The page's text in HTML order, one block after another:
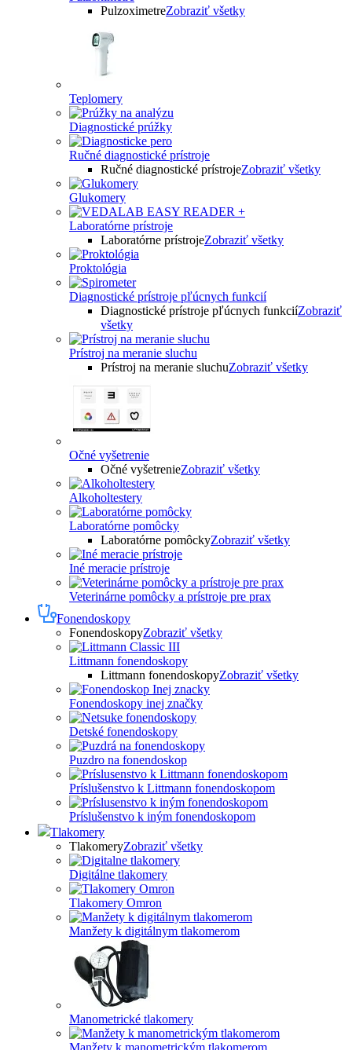
PulzoximetreZobraziť všetky
Teplomery
Diagnostické prúžky
Ručné diagnostické prístroje
Ručné diagnostické prístrojeZobraziť všetky
Glukomery
Laboratórne prístroje
Laboratórne prístrojeZobraziť všetky
Proktológia
Diagnostické prístroje pľúcnych funkcií
Diagnostické prístroje pľúcnych funkciíZobraziť
všetky
Prístroj na meranie sluchu
Prístroj na meranie sluchuZobraziť všetky
Očné vyšetrenie
Očné vyšetrenieZobraziť všetky
Alkoholtestery
Laboratórne pomôcky
Laboratórne pomôckyZobraziť všetky
Iné meracie prístroje
Veterinárne pomôcky a prístroje pre prax
Fonendoskopy
FonendoskopyZobraziť všetky
Littmann fonendoskopy
Littmann fonendoskopyZobraziť všetky
Fonendoskopy inej značky
Detské fonendoskopy
Puzdro na fonendoskop
Príslušenstvo k Littmann fonendoskopom
Príslušenstvo k iným fonendoskopom
Tlakomery
TlakomeryZobraziť všetky
Digitálne tlakomery
Tlakomery Omron
Manžety k digitálnym tlakomerom
Manometrické tlakomery
Manžety k manometrickým tlakomerom